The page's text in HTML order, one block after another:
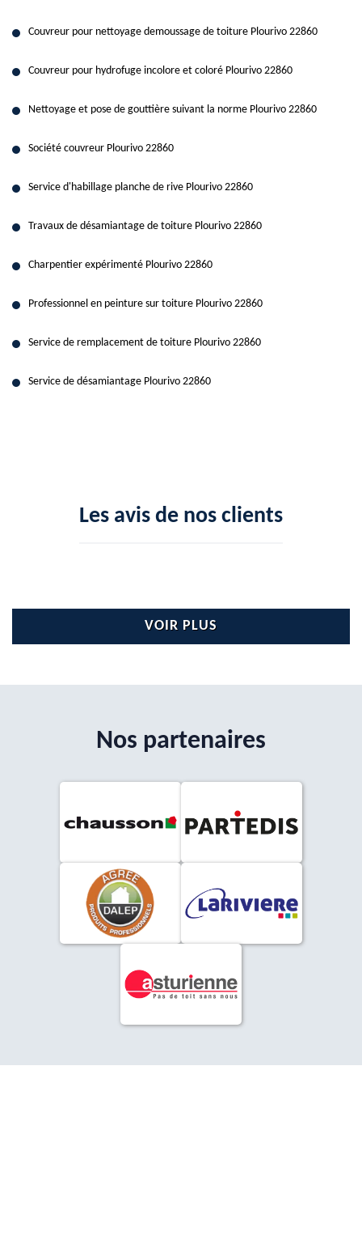
Couvreur pour nettoyage demoussage de toiture Plourivo 22860
Couvreur pour hydrofuge incolore et coloré Plourivo 22860
Nettoyage et pose de gouttière suivant la norme Plourivo 22860
Société couvreur Plourivo 22860
Service d'habillage planche de rive Plourivo 22860
Travaux de désamiantage de toiture Plourivo 22860
Charpentier expérimenté Plourivo 22860
Professionnel en peinture sur toiture Plourivo 22860
Service de remplacement de toiture Plourivo 22860
Service de désamiantage Plourivo 22860
Les avis de nos clients
VOIR PLUS
Nos partenaires